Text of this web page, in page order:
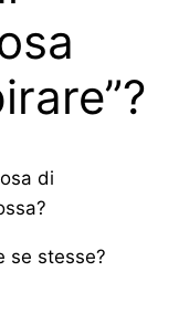
di
se stesse?